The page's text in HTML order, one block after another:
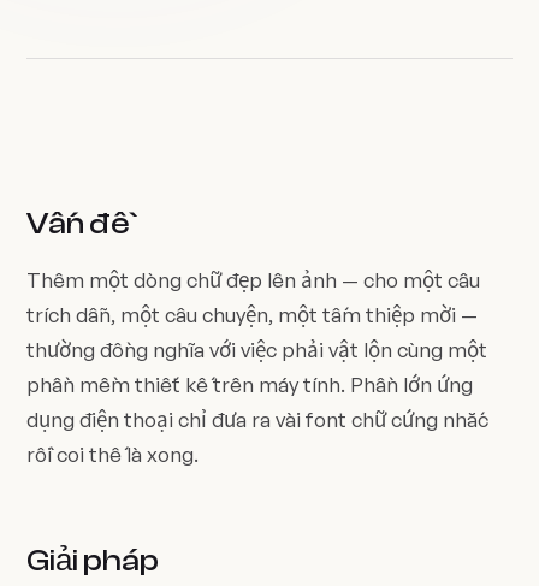
Vấn đề
Thêm một dòng chữ đẹp lên ảnh — cho một câu
trích dẫn, một câu chuyện, một tấm thiệp mời —
thường đồng nghĩa với việc phải vật lộn cùng một
phần mềm thiết kế trên máy tính. Phần lớn ứng
dụng điện thoại chỉ đưa ra vài font chữ cứng nhắc
rồi coi thế là xong.
Giải pháp